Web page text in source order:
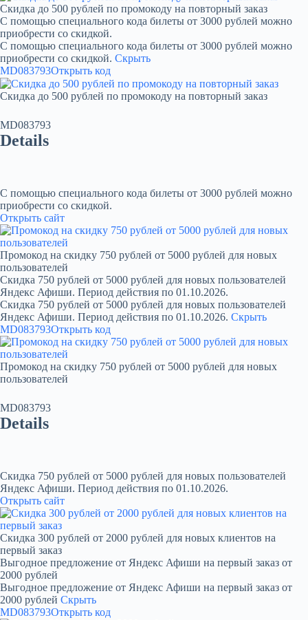
Скидка до 500 рублей по промокоду на повторный заказ
С помощью специального кода билеты от 3000 рублей можно
приобрести со скидкой.
С помощью специального кода билеты от 3000 рублей можно
приобрести со скидкой. Скрыть
MD083793Открыть код
Скидка до 500 рублей по промокоду на повторный заказ
MD083793
Details
С помощью специального кода билеты от 3000 рублей можно
приобрести со скидкой.
Открыть сайт
Промокод на скидку 750 рублей от 5000 рублей для новых
пользователей
Скидка 750 рублей от 5000 рублей для новых пользователей
Яндекс Афиши. Период действия по 01.10.2026.
Скидка 750 рублей от 5000 рублей для новых пользователей
Яндекс Афиши. Период действия по 01.10.2026. Скрыть
MD083793Открыть код
Промокод на скидку 750 рублей от 5000 рублей для новых
пользователей
MD083793
Details
Скидка 750 рублей от 5000 рублей для новых пользователей
Яндекс Афиши. Период действия по 01.10.2026.
Открыть сайт
Скидка 300 рублей от 2000 рублей для новых клиентов на
первый заказ
Выгодное предложение от Яндекс Афиши на первый заказ от
2000 рублей
Выгодное предложение от Яндекс Афиши на первый заказ от
2000 рублей Скрыть
MD083793Открыть код